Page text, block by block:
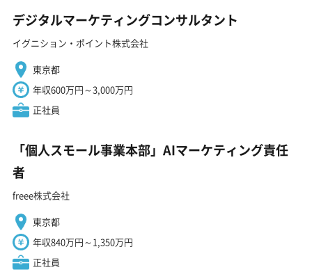
デジタルマーケティングコンサルタント
イグニション・ポイント株式会社
東京都
年収600万円～3,000万円
正社員
「個人スモール事業本部」AIマーケティング責任
者
freee株式会社
東京都
年収840万円～1,350万円
正社員